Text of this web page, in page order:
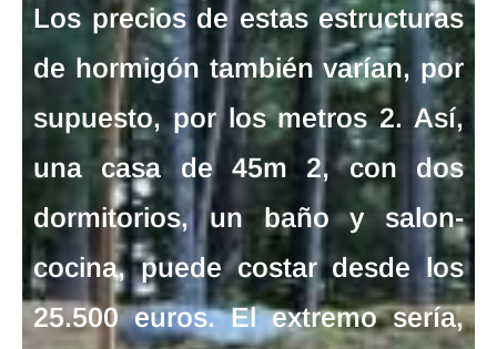
Los precios de estas estructuras
de hormigón también varían, por
supuesto, por los metros 2. Así,
una casa de 45m 2, con dos
dormitorios, un baño y salon-
cocina, puede costar desde los
25.500 euros. El extremo sería,